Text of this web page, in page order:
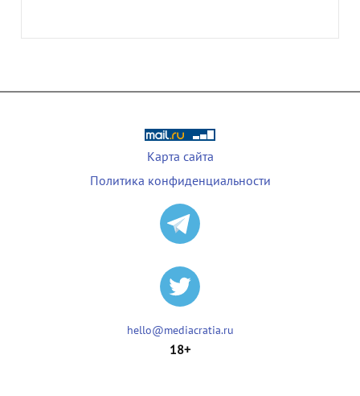
Карта сайта
Политика конфиденциальности
hello@mediacratia.ru
18+